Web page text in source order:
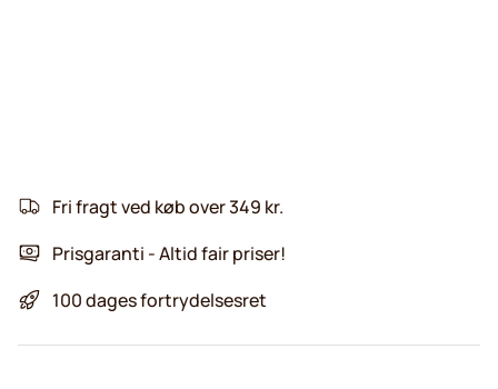
Fri fragt ved køb over 349 kr.
Prisgaranti - Altid fair priser!
100 dages fortrydelsesret